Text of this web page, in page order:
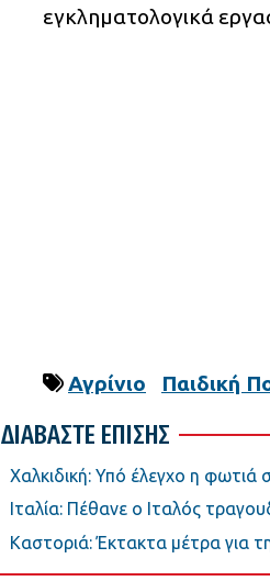
εγκληματολογικά
Αγρίνιο Παιδική
ΔΙΑΒΑΣΤΕ ΕΠΙΣΗΣ
Χαλκιδική: Υπό έλεγχο η
Ιταλία: Πέθανε ο Ιταλός
Καστοριά: Έκτακτα μέτρα για